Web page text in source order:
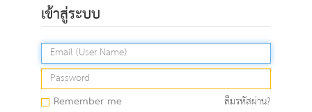
เข้าสู่ระบบ
Remember me ลืมรหัสผ่าน?